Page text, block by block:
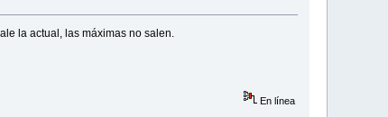
la actual, las máximas no salen.
En línea